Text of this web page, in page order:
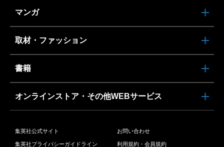
マンガ
取材・ファッション
書籍
オンラインストア・その他WEBサービス
集英社公式サイト お問い合わせ
集英社プライバシーガイドライン 利用規約・会員規約